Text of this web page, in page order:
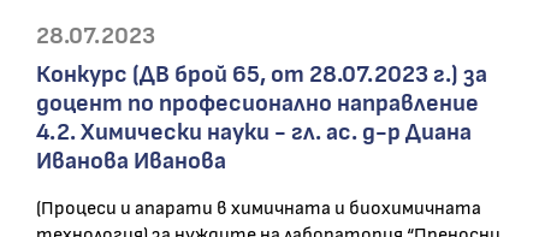
28.07.2023
Конкурс (ДВ брой 65, от 28.07.2023 г.) за
доцент по професионално направление
4.2. Химически науки - гл. ас. д-р Диана
Иванова Иванова
(Процеси и апарати в химичната и биохимичната